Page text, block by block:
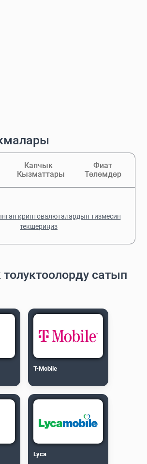
Капчык
Кызматтары
Фиат
Төлөмдөр
криптовалюталардын тизмесин
текшериңиз
сатып
T-Mobile
Lyca